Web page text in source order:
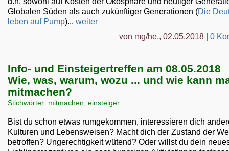
Globalen Süden als auch zukünftiger Generationen (Die
leben auf Pump)... weiter
von mg/he., 02.05.2018 | 0
Info- und Einsteigertreffen am 08.05.2018
Wie, was, warum, wozu ... und wie kann
mitmachen?
Stichwörter: mitmachen, einsteiger
Bist du schon etwas rumgekommen, interessieren dich
Kulturen und Lebensweisen? Macht dich der Zustand der
betroffen? Ungerechtigkeit wütend? Oder willst du dein